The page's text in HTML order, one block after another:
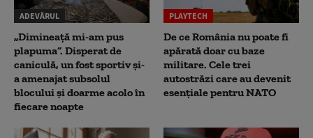
ADEVĂRUL
„Dimineață mi-am pus
plapuma”. Disperat de
caniculă, un fost sportiv și-
a amenajat subsolul
blocului și doarme acolo în
fiecare noapte
PLAYTECH
De ce România nu poate fi
apărată doar cu baze
militare. Cele trei
autostrăzi care au devenit
esențiale pentru NATO